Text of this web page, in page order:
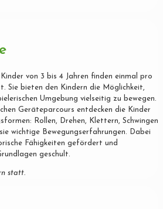
von 3 bis 4 Jahren finden einmal pro
Sie bieten den Kindern die Möglichkeit,
Umgebung vielseitig zu bewegen.
Geräteparcours entdecken die Kinder
Rollen, Drehen, Klettern, Schwingen
wichtige Bewegungserfahrungen. Dabei
Fähigkeiten gefördert und
geschult.
statt.